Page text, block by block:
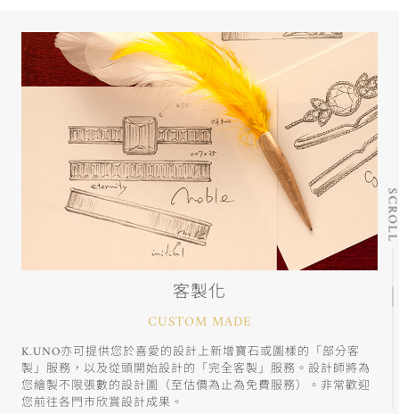
客製化
CUSTOM MADE
K.UNO亦可提供您於喜愛的設計上新增寶石或圖樣的「部分客
製」服務，以及從頭開始設計的「完全客製」服務。設計師將為
您繪製不限張數的設計圖（至估價為止為免費服務）。非常歡迎
您前往各門市欣賞設計成果。